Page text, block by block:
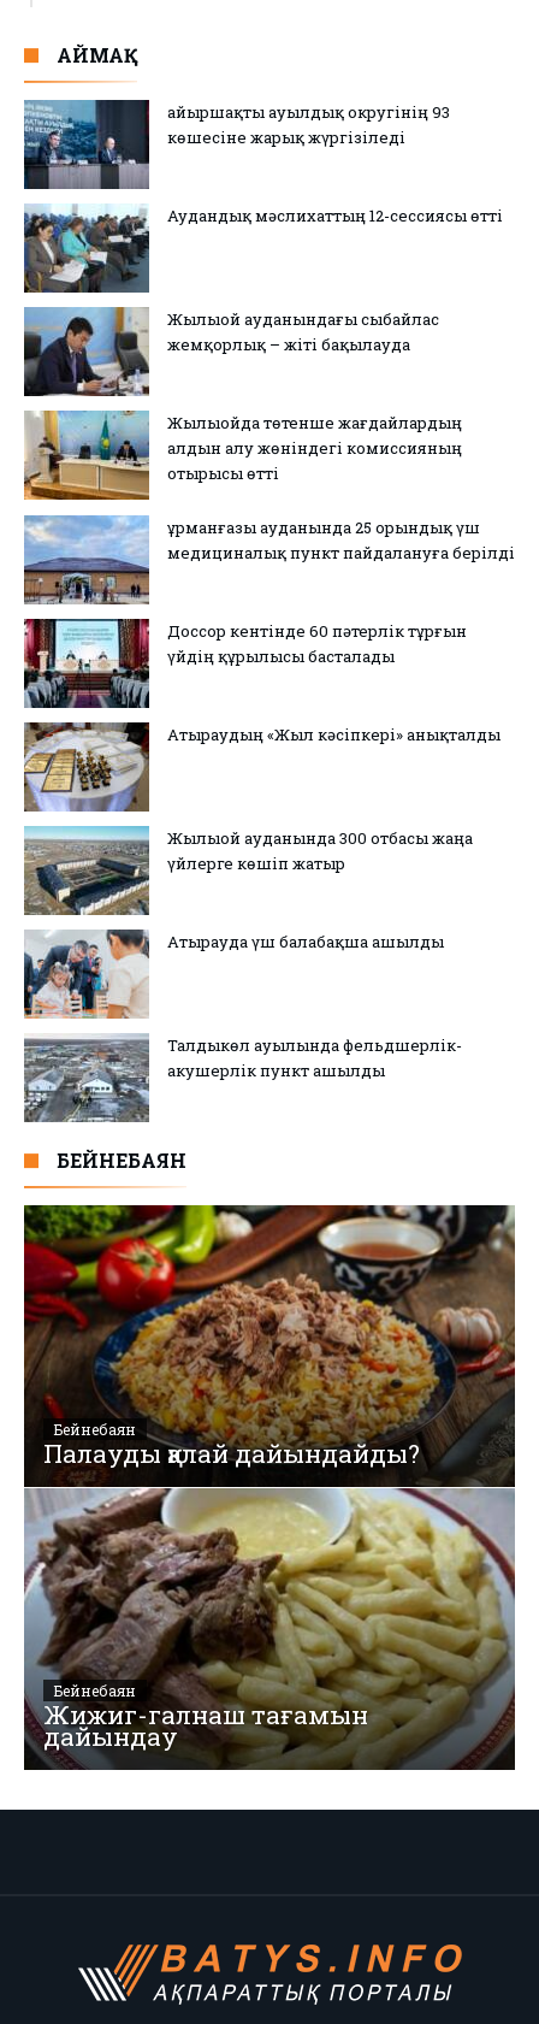
АЙМАҚ
Қайыршақты ауылдық округінің 93
көшесіне жарық жүргізіледі
Аудандық мәслихаттың 12-сессиясы өтті
Жылыой ауданындағы сыбайлас
жемқорлық – жіті бақылауда
Жылыойда төтенше жағдайлардың
алдын алу жөніндегі комиссияның
отырысы өтті
Құрманғазы ауданында 25 орындық үш
медициналық пункт пайдалануға берілді
Доссор кентінде 60 пәтерлік тұрғын
үйдің құрылысы басталады
Атыраудың «Жыл кәсіпкері» анықталды
Жылыой ауданында 300 отбасы жаңа
үйлерге көшіп жатыр
Атырауда үш балабақша ашылды
Талдыкөл ауылында фельдшерлік-
акушерлік пункт ашылды
БЕЙНЕБАЯН
Бейнебаян
Палауды қалай дайындайды?
Бейнебаян
Жижиг-галнаш тағамын
дайындау